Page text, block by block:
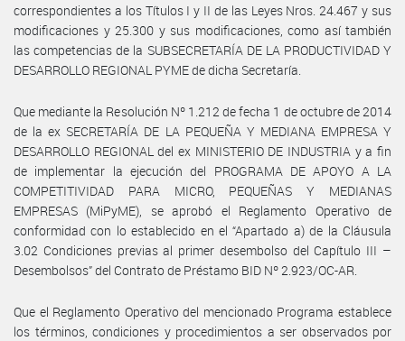
correspondientes a los Títulos I y II de las Leyes Nros. 24.467 y sus
modificaciones y 25.300 y sus modificaciones, como así también
las competencias de la SUBSECRETARÍA DE LA PRODUCTIVIDAD Y
DESARROLLO REGIONAL PYME de dicha Secretaría.
Que mediante la Resolución Nº 1.212 de fecha 1 de octubre de 2014
de la ex SECRETARÍA DE LA PEQUEÑA Y MEDIANA EMPRESA Y
DESARROLLO REGIONAL del ex MINISTERIO DE INDUSTRIA y a fin
de implementar la ejecución del PROGRAMA DE APOYO A LA
COMPETITIVIDAD PARA MICRO, PEQUEÑAS Y MEDIANAS
EMPRESAS (MiPyME), se aprobó el Reglamento Operativo de
conformidad con lo establecido en el “Apartado a) de la Cláusula
3.02 Condiciones previas al primer desembolso del Capítulo III –
Desembolsos” del Contrato de Préstamo BID Nº 2.923/OC-AR.
Que el Reglamento Operativo del mencionado Programa establece
los términos, condiciones y procedimientos a ser observados por